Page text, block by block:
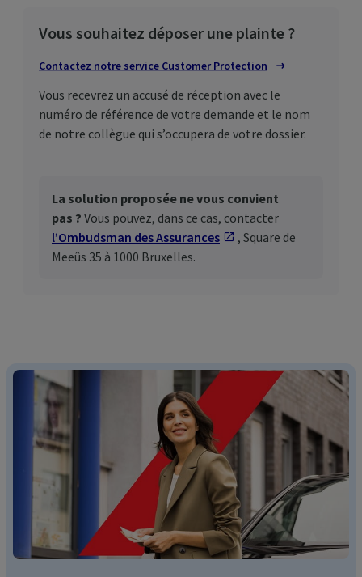
Vous souhaitez déposer une plainte ?
Contactez notre service Customer Protection
Vous recevrez un accusé de réception avec le
numéro de référence de votre demande et le nom
de notre collègue qui s’occupera de votre dossier.
La solution proposée ne vous convient
pas ? Vous pouvez, dans ce cas, contacter
l’Ombudsman des Assurances
S'ouvre dans un
, Square de
Meeûs 35 à 1000 Bruxelles.